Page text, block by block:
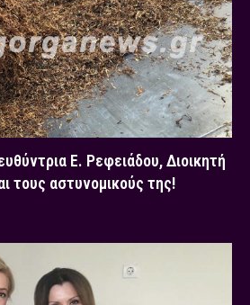
Ε. Ρεφειάδου, Διοικητή
τους αστυνομικούς της!